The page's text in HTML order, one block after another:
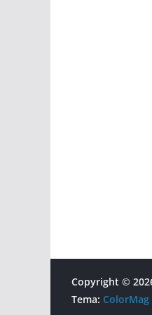
Copyright ©
Tema: ColorMag